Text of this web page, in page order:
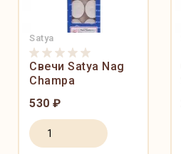
Satya
Свечи Satya Nag
Champa
530 ₽